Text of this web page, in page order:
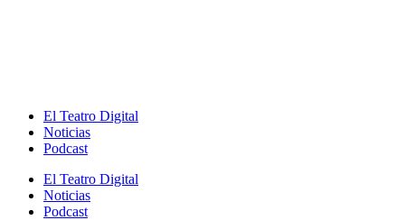
El Teatro Digital
Noticias
Podcast
El Teatro Digital
Noticias
Podcast